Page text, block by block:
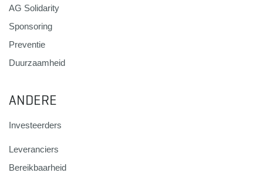
AG Solidarity
Sponsoring
Preventie
Duurzaamheid
ANDERE
Investeerders
Leveranciers
Bereikbaarheid